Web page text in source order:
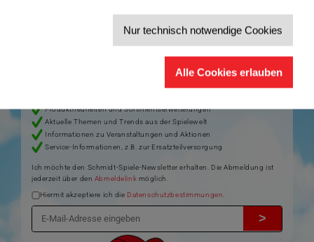
Nur technisch notwendige Cookies
Alle Cookies erlauben
Der Schmidt-Spiele-Newsletter
Jetzt anmelden und 5€ Willkommensrabatt sichern
Willkommensgutschein in Höhe von 5€ für Ihren nächsten Einkauf im
Produktneuheiten und Sortimentserweiterungen
Aktuelle Themen und Trends aus der Spielewelt
Informationen zu Veranstaltungen und Aktionen
Service-Informationen, z.B. zur Ersatzteilversorgung
Ich möchte den Schmidt-Spiele-Newsletter erhalten. Die Abmeldung ist
jederzeit über den Abmeldelink möglich.
Hiermit akzeptiere ich die Datenschutzbestimmungen
>